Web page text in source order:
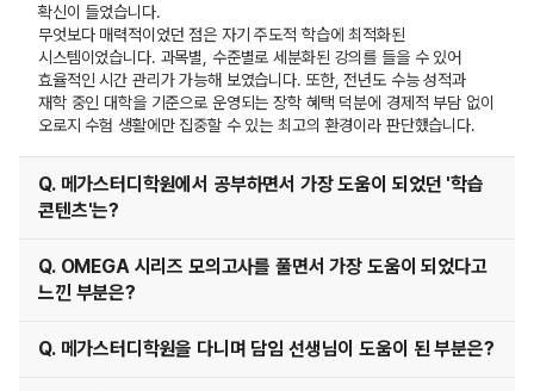
확신이 들었습니다.
무엇보다 매력적이었던 점은 자기 주도적 학습에 최적화된
시스템이었습니다. 과목별, 수준별로 세분화된 강의를 들을 수 있어
효율적인 시간 관리가 가능해 보였습니다. 또한, 전년도 수능 성적과
재학 중인 대학을 기준으로 운영되는 장학 혜택 덕분에 경제적 부담 없이
오로지 수험 생활에만 집중할 수 있는 최고의 환경이라 판단했습니다.
Q. 메가스터디학원에서 공부하면서 가장 도움이 되었던 '학습
콘텐츠'는?
Q. OMEGA 시리즈 모의고사를 풀면서 가장 도움이 되었다고
느낀 부분은?
Q. 메가스터디학원을 다니며 담임 선생님이 도움이 된 부분은?